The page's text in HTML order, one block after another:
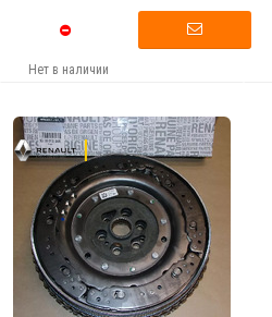
Нет в наличии